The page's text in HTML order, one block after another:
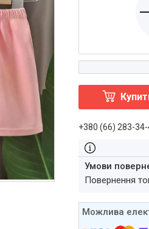
+380 (66) 283-
повернення